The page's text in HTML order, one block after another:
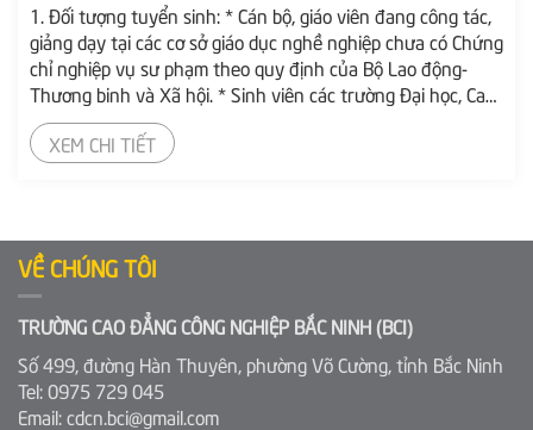
1. Đối tượng tuyển sinh: * Cán bộ, giáo viên đang công tác,
giảng dạy tại các cơ sở giáo dục nghề nghiệp chưa có Chứng
chỉ nghiệp vụ sư phạm theo quy định của Bộ Lao động-
Thương binh và Xã hội. * Sinh viên các trường Đại học, Cao
đẳng, Trung cấp và các đối tượng khác có nguyện vọng trở
thành nhà giáo giáo dục nghề nghiệp. 2. Thời gian đào tạo:
- Chứng chỉ...
XEM CHI TIẾT
VỀ CHÚNG TÔI
TRƯỜNG CAO ĐẲNG CÔNG NGHIỆP BẮC NINH (BCI)
Số 499, đường Hàn Thuyên, phường Võ Cường, tỉnh Bắc Ninh
Tel: 0975 729 045
Email: cdcn.bci@gmail.com